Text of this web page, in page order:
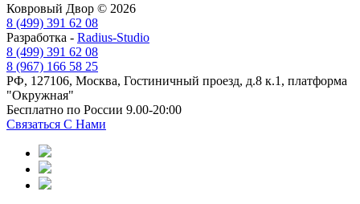
Ковровый Двор © 2026
8 (499) 391 62 08
Разработка - Radius-Studio
8 (499) 391 62 08
8 (967) 166 58 25
РФ, 127106, Москва, Гостиничный проезд, д.8 к.1, платформа
"Окружная"
Бесплатно по России 9.00-20:00
Связаться С Нами